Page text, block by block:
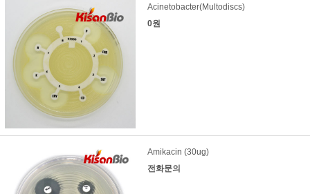
Acinetobacter(Multodiscs)
0원
Amikacin (30ug)
전화문의